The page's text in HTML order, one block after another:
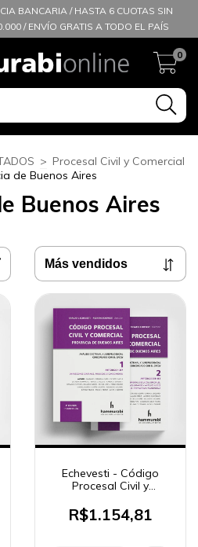
BANCARIA / HASTA 6 CUOTAS SIN
/ ENVÍO GRATIS A TODO EL PAÍS
0
> Procesal Civil y Comercial
de Buenos Aires
Buenos Aires
Echevesti - Código
Procesal Civil y
R$1.154,81